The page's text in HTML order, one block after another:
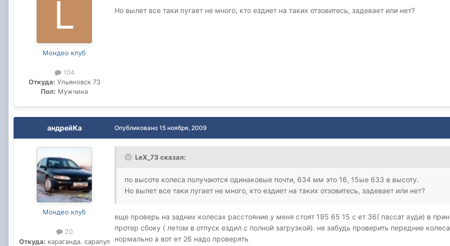
Мондео клуб
104
Откуда: Ульяновск 73
Пол: Мужчина
Но вылет все таки пугает не много, кто ездиет на таких отзовитесь, задевает или нет?
андрейКа
Мондео клуб
20
Откуда: караганда. сарапул
Опубликовано 15 ноября, 2009
LeX_73 сказал:
по высоте колеса получаются одинаковые почти, 634 мм это 16, 15ые 633 в высоту.
Но вылет все таки пугает не много, кто ездиет на таких отзовитесь, задевает или нет?
еще проверь на задних колесах расстояние.у меня стоят 195 65 15 с ет 36( пассат ауди) в
протер сбоку ( летом в отпуск ездил с полной загрузкой). не забудь проверить передние
нормально а вот ет 26 надо проверять